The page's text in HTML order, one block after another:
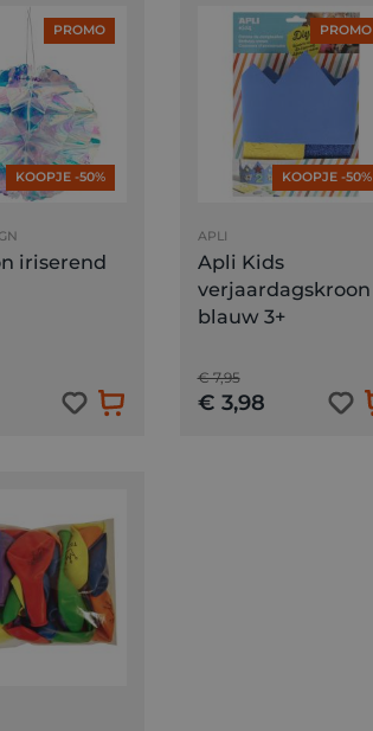
PROMO
KOOPJE -50%
iriserend
PROMO
KOOPJE -50%
APLI
Apli Kids
verjaardagskroon
blauw 3+
€ 7,95
€ 3,98